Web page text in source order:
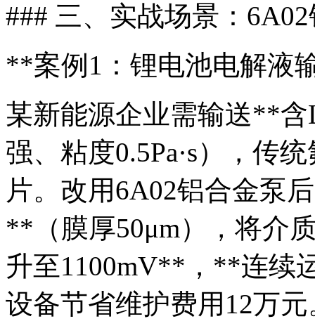
### 三、实战场景：
**案例1：锂电池电解液
某新能源企业需输送**
强、粘度0.5Pa·s），传
片。改用6A02铝合金泵
**（膜厚50μm），将介
升至1100mV**，**连续
设备节省维护费用12万元